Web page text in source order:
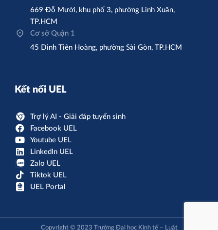
669 Đỗ Mười, khu phố 3, phường Linh Xuân,
TP.HCM
Cơ sở Quận 1
45 Đinh Tiên Hoàng, phường Sài Gòn, TP.HCM
Kết nối UEL
Trợ lý AI - Giải đáp tuyển sinh
Facebook UEL
Youtube UEL
LinkedIn UEL
Zalo UEL
Tiktok UEL
UEL Portal
Copyright © 2023 Trường Đại học Kinh tế – Luật